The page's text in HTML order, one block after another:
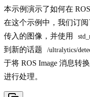
本示例演示了如何在
在这个示例中，我们订
传入的图像，并使用
到新的话题
/ultralytics/
于将 ROS Image 消息转
进行处理。